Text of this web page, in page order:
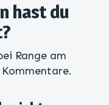
hast du
Range am
Kommentare.